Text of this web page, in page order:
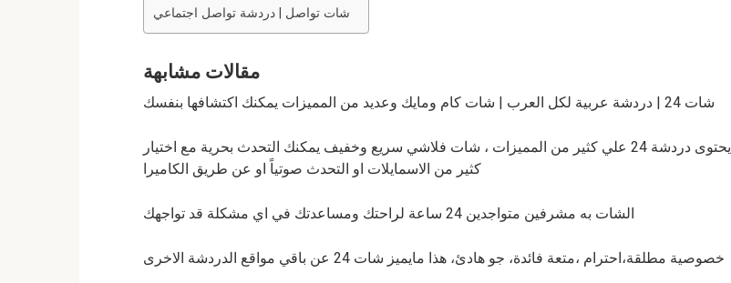
شات تواصل | دردشة تواصل اجتماعي
مقالات مشابهة
شات 24 | دردشة عربية لكل العرب | شات كام ومايك وعديد من المميزات يمكنك اكتشافها بنفسك
يحتوى دردشة 24
علي كثير من المميزات ، شات فلاشي سريع وخفيف يمكنك التحدث بحرية مع اختيار
كثير من الاسمايلات او التحدث صوتياً او عن طريق الكاميرا
الشات به مشرفين متواجدين 24 ساعة لراحتك ومساعدتك في اي مشكلة قد تواجهك
خصوصية مطلقة،احترام ،متعة فائدة، جو هادئ، هذا مايميز شات 24 عن باقي مواقع الدردشة الاخرى